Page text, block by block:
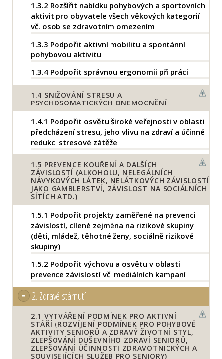
1.3.2 Rozšířit nabídku pohybových a sportovních
aktivit pro obyvatele všech věkových kategorií
vč. osob se zdravotním omezením
1.3.3 Podpořit aktivní mobilitu a spontánní
pohybovou aktivitu
1.3.4 Podpořit správnou ergonomii při práci
1.4 SNIŽOVÁNÍ STRESU A
PSYCHOSOMATICKÝCH ONEMOCNĚNÍ
1.4.1 Podpořit osvětu široké veřejnosti v oblasti
předcházení stresu, jeho vlivu na zdraví a účinné
redukci stresové zátěže
1.5 PREVENCE KOUŘENÍ A DALŠÍCH
ZÁVISLOSTÍ (ALKOHOLU, NELEGÁLNÍCH
NÁVYKOVÝCH LÁTEK, NELÁTKOVÝCH ZÁVISLOSTÍ
JAKO GAMBLERSTVÍ, ZÁVISLOST NA SOCIÁLNÍCH
SÍTÍCH ATD.)
1.5.1 Podpořit projekty zaměřené na prevenci
závislostí, cílené zejména na rizikové skupiny
(děti, mládež, těhotné ženy, sociálně rizikové
skupiny)
1.5.2 Podpořit výchovu a osvětu v oblasti
prevence závislostí vč. mediálních kampaní
2. Zdravé stárnutí
2.1 VYTVÁŘENÍ PODMÍNEK PRO AKTIVNÍ
STÁŘÍ (ROZVÍJENÍ PODMÍNEK PRO POHYBOVÉ
AKTIVITY SENIORŮ A ZDRAVÝ ŽIVOTNÍ STYL,
ZLEPŠOVÁNÍ DUŠEVNÍHO ZDRAVÍ SENIORŮ,
ZLEPŠOVÁNÍ ÚČINNOSTI ZDRAVOTNICKÝCH A
SOUVISEJÍCÍCH SLUŽEB PRO SENIORY)